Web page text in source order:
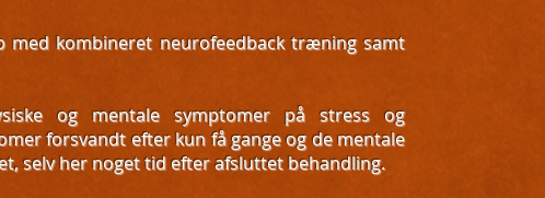
med kombineret neurofeedback træning samt
og mentale symptomer på stress og
forsvandt efter kun få gange og de mentale
selv her noget tid efter afsluttet behandling.